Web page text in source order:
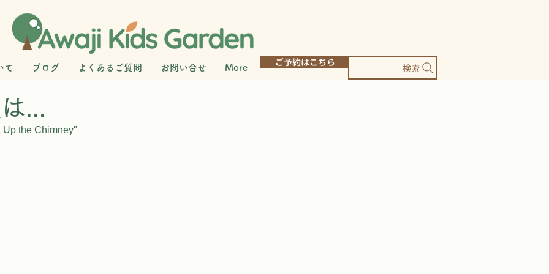
て ブログ よくあるご質問 お問い合せ More ご予約はこちら 検索
...
Up the Chimney"